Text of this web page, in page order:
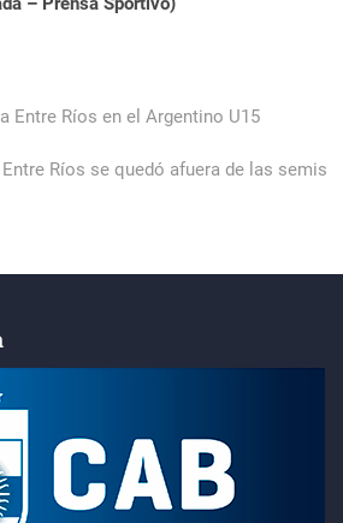
Entre Ríos en el Argentino U15
Ríos se quedó afuera de las semis